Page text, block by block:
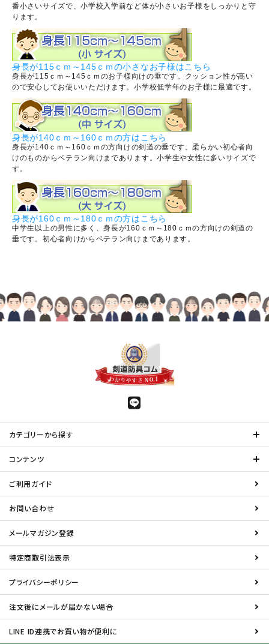
番小さいサイズで、小学校入学前など体が小さいお子様をしっかりと守
ります。
身長が115ｃｍ～145ｃｍの小さなお子様はこちら
身長が115ｃｍ～145ｃｍのお子様向けの垂です。クッション性が高い
ので安心してお使いいただけます。小学校低学年のお子様に最適です。
身長が140ｃｍ～160ｃｍの方はこちら
身長が140ｃｍ～160ｃｍの方向けの剣道の垂です。柔らかい初心者向
けのものからベテラン向けまであります。小学生や女性に多いサイズで
す。
身長が160ｃｍ～180ｃｍの方はこちら
中学生以上の男性に多く、身長が160ｃｍ～180ｃｍの方向けの剣道の
垂です。初心者向けからベテラン向けまであります。
カテゴリーから探す
コンテンツ
ご利用ガイド
お問い合わせ
メールマガジン登録
特定商取引法表示
プライバシーポリシー
注文後にメールが届かない場合
LINE ID連携でお買い物が便利に